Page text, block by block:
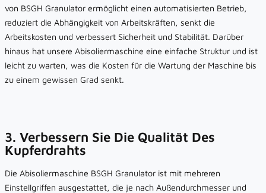
von BSGH Granulator ermöglicht einen automatisierten Betrieb,
reduziert die Abhängigkeit von Arbeitskräften, senkt die
Arbeitskosten und verbessert Sicherheit und Stabilität. Darüber
hinaus hat unsere Abisoliermaschine eine einfache Struktur und ist
leicht zu warten, was die Kosten für die Wartung der Maschine bis
zu einem gewissen Grad senkt.
3. Verbessern Sie Die Qualität Des
Kupferdrahts
Die Abisoliermaschine BSGH Granulator ist mit mehreren
Einstellgriffen ausgestattet, die je nach Außendurchmesser und